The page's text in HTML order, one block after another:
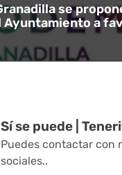
se
Ayuntamiento a
Sí se puede |
Puedes contactar con
sociales..